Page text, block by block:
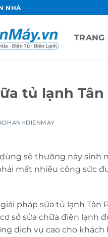
NHÀ
TRANG
tủ lạnh
sẽ thường nảy
mất nhiều công sức
pháp sửa tủ lạnh
sở sửa chữa điện lạnh
dịch vụ cao cho khách